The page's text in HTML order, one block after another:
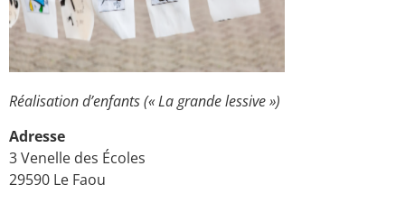
Réalisation d’enfants (« La grande lessive »)
Adresse
3 Venelle des Écoles
29590 Le Faou